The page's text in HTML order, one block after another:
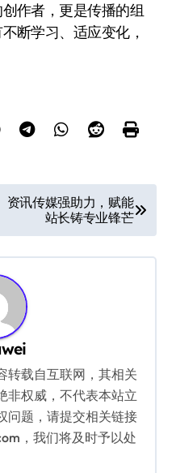
作者，更是传播的组
断学习、适应变化，
资讯传媒强助力，赋能
站长铸专业锋芒
转载自互联网，其相关
非权威，不代表本站立
问题，请提交相关链接
，我们将及时予以处